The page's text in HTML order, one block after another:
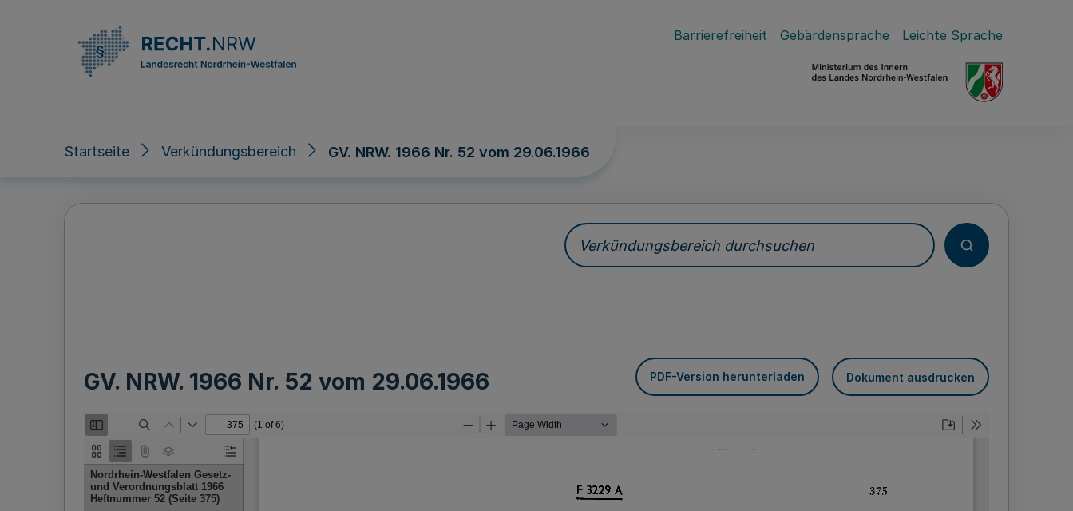
Barrierefreiheit Gebärdensprache Leichte Sprache
Startseite Verkündungsbereich GV. NRW. 1966 Nr. 52 vom 29.06.1966
Verkündungsbereich durchsuchen
GV. NRW. 1966 Nr. 52 vom 29.06.1966 PDF-Version herunterladen Dokument ausdrucken